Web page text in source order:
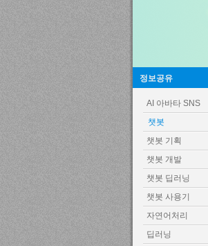
정보공유
AI 아바타 SNS
챗봇
챗봇 기획
챗봇 개발
챗봇 딥러닝
챗봇 사용기
자연어처리
딥러닝